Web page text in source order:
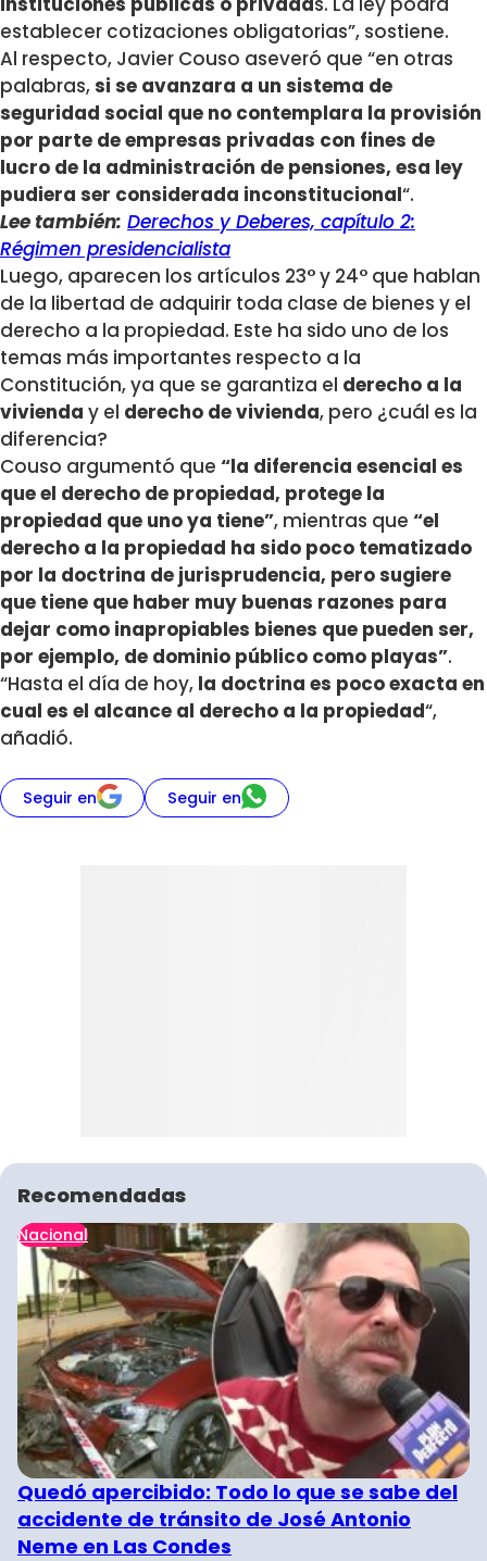
establecer cotizaciones obligatorias”, sostiene.
Al respecto, Javier Couso aseveró que “en otras
palabras,si se avanzara a un sistema de
seguridad social que no contemplara la provisión
por parte de empresas privadas con fines de
lucro de la administración de pensiones, esa ley
pudiera ser considerada inconstitucional“.
Lee también: Derechos y Deberes, capítulo 2:
Régimen presidencialista
Luego, aparecen los artículos 23° y 24° que hablan
de la libertad de adquirir toda clase de bienes y el
derecho a la propiedad. Este ha sido uno de los
temas más importantes respecto a la
Constitución, ya que se garantiza el derecho a la
vivienda y el derecho de vivienda, pero ¿cuál es la
diferencia?
Couso argumentó que “la diferencia esencial es
que el derecho de propiedad, protege la
propiedad que uno ya tiene”, mientras que “el
derecho a la propiedad ha sido poco tematizado
por la doctrina de jurisprudencia, pero sugiere
que tiene que haber muy buenas razones para
dejar como inapropiables bienes que pueden ser,
por ejemplo, de dominio público como playas”.
“Hasta el día de hoy, la doctrina es poco exacta en
cual es el alcance al derecho a la propiedad“,
añadió.
Seguir en Seguir en
Recomendadas
Nacional
Quedó apercibido: Todo lo que se sabe del
accidente de tránsito de José Antonio
Neme en Las Condes